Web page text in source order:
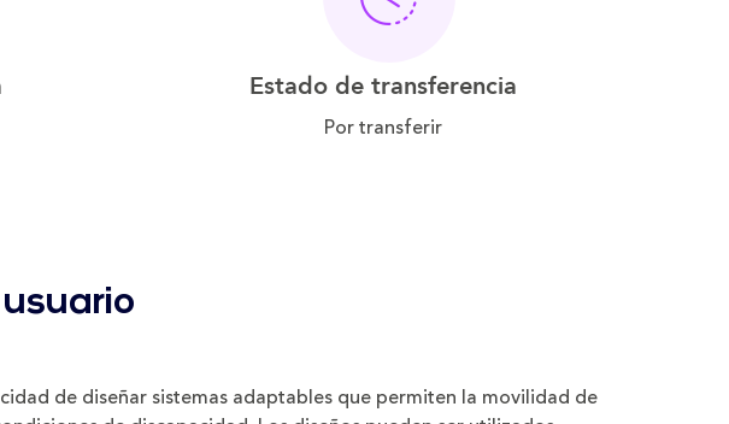
Estado de transferencia
Por transferir
de diseñar sistemas adaptables que permiten la movilidad de